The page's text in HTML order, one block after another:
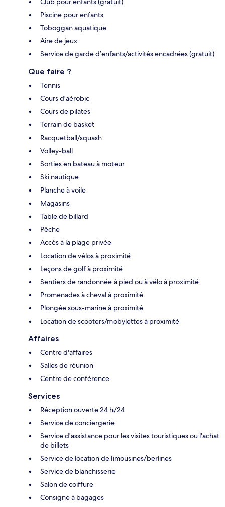
Piscine pour enfants
Toboggan aquatique
Aire de jeux
Service de garde d’enfants/activités encadrées (gratuit)
Que faire ?
Tennis
Cours d'aérobic
Cours de pilates
Terrain de basket
Racquetball/squash
Volley-ball
Sorties en bateau à moteur
Ski nautique
Planche à voile
Magasins
Table de billard
Pêche
Accès à la plage privée
Location de vélos à proximité
Leçons de golf à proximité
Sentiers de randonnée à pied ou à vélo à proximité
Promenades à cheval à proximité
Plongée sous-marine à proximité
Location de scooters/mobylettes à proximité
Affaires
Centre d'affaires
Salles de réunion
Centre de conférence
Services
Réception ouverte 24 h/24
Service de conciergerie
Service d'assistance pour les visites touristiques ou l'achat
de billets
Service de location de limousines/berlines
Service de blanchisserie
Salon de coiffure
Consigne à bagages